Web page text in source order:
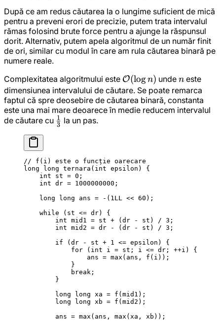
După ce am redus căutarea la o lungime suficient de mică
pentru a preveni erori de precizie, putem trata intervalul
rămas folosind brute force pentru a ajunge la răspunsul
dorit. Alternativ, putem apela algoritmul de un număr finit
de ori, similar cu modul în care am rula căutarea binară pe
numere reale.
Complexitatea algoritmului este \mathcal{O}
(\log n)
O(logn) unden
n este
dimensiunea intervalului de căutare. Se poate remarca
faptul că spre deosebire de căutarea binară, constanta
este una mai mare deoarece în medie reducem intervalul
de căutare cu \frac{1}
3
1 la un pas.
// f(i) este o funcție oarecare
long long ternara ( int epsilon ) {
    int
st = 0 ;
    int
dr = 1000000000 ;
    long
long ans = - ( 1LL << 60 );
    while
(st <= dr) {
        int
mid1 = st + (dr - st) / 3 ;
        int
mid2 = dr - (dr - st) / 3 ;
        if
(dr - st + 1 <= epsilon) {
            for
( int i = st; i <= dr; ++i) {
                ans
= max (ans, f (i));
            }
            break
;
        }
        long
long xa = f (mid1);
        long
long xb = f (mid2);
        ans
= max (ans, max (xa, xb));